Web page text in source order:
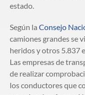
estado.
Según la Consejo
camiones grandes se
heridos y otros 5.837
Las empresas de
de realizar
los conductores que